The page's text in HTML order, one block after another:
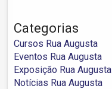
Categorias
Cursos Rua Augusta
Eventos Rua Augusta
Exposição Rua Augusta
Notícias Rua Augusta